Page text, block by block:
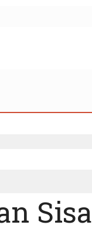
Sisa